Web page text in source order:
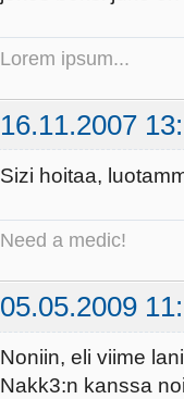
Lorem ipsum...
16.11.2007
Sizi hoitaa,
Need a medic!
05.05.2009
Noniin, eli viime
Nakk3:n kanssa